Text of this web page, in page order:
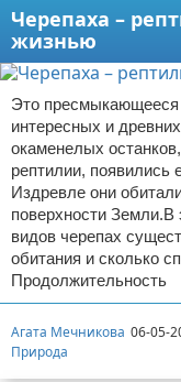
Черепаха –
жизнью
Это пресмыкающееся
интересных и
окаменелых
рептилии, появились
Издревле они
поверхности Земли.В
видов черепах
обитания и сколько
Продолжительность
Агата Мечникова 06-05-
Природа